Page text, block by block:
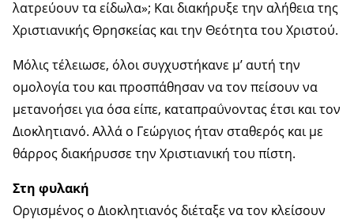
λατρεύουν τα είδωλα»; Και διακήρυξε την αλήθεια της
Χριστιανικής Θρησκείας και την Θεότητα του Χριστού.
Μόλις τέλειωσε, όλοι συγχυστήκανε μ’ αυτή την
ομολογία του και προσπάθησαν να τον πείσουν να
μετανοήσει για όσα είπε, καταπραΰνοντας έτσι και τον
Διοκλητιανό. Αλλά ο Γεώργιος ήταν σταθερός και με
θάρρος διακήρυσσε την Χριστιανική του πίστη.
Στη φυλακή
Οργισμένος ο Διοκλητιανός διέταξε να τον κλείσουν